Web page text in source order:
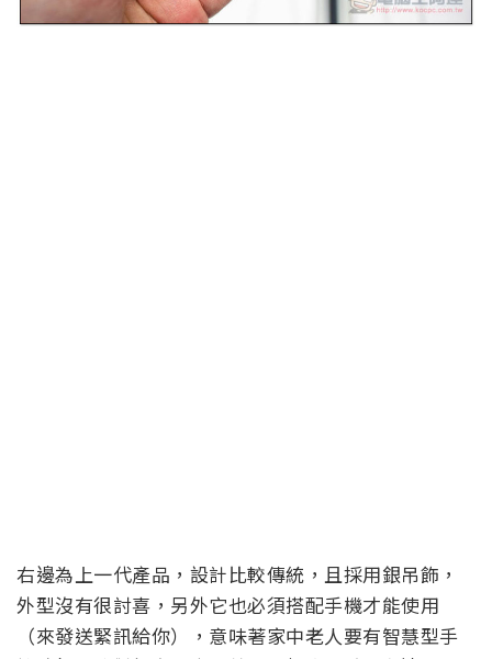
右邊為上一代產品，設計比較傳統，且採用銀吊飾，
外型沒有很討喜，另外它也必須搭配手機才能使用
（來發送緊訊給你），意味著家中老人要有智慧型手